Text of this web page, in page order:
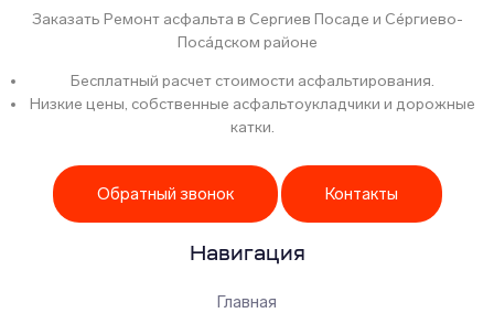
Заказать Ремонт асфальта в Сергиев Посаде и Се́ргиево-
Поса́дском районе
Бесплатный расчет стоимости асфальтирования.
Низкие цены, собственные асфальтоукладчики и дорожные
катки.
Обратный звонок Контакты
Навигация
Главная